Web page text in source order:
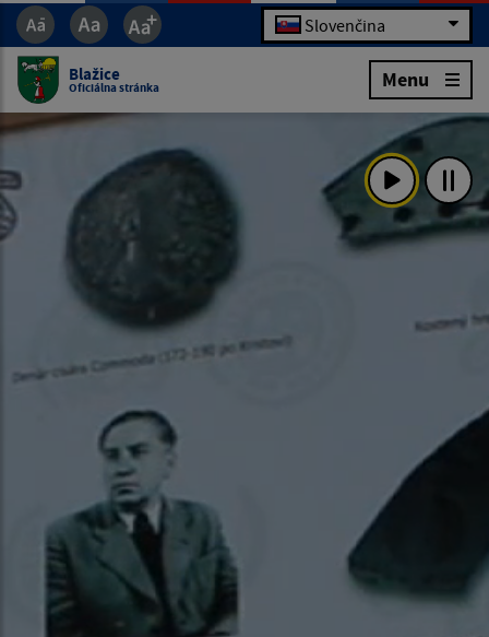
Slovenčina
Blažice
Oficiálna stránka Menu